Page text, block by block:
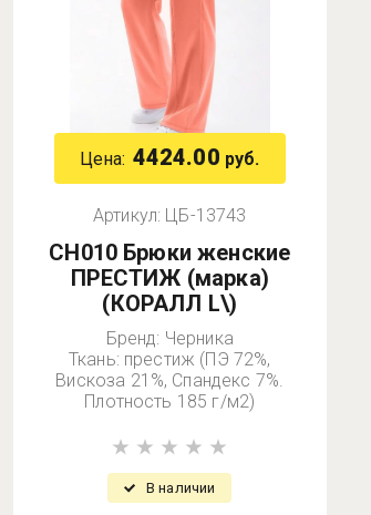
Цена: 4424.00 руб.
Артикул: ЦБ-13743
СН010 Брюки женские
ПРЕСТИЖ (марка)
(КОРАЛЛ L\)
Бренд: Черника
Ткань: престиж (ПЭ 72%,
Вискоза 21%, Спандекс 7%.
Плотность 185 г/м2)
В наличии